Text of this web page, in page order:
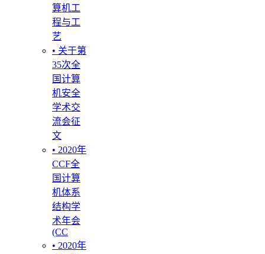
算机工
程与工
艺
• 关于第
35次全
国计算
机安全
学术交
流会征
文
• 2020年
CCF全
国计算
机体系
结构学
术年会
(CC
• 2020年